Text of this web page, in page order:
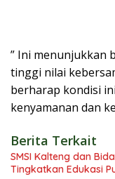
” Ini menunjukkan
tinggi nilai
berharap kondisi
kenyamanan dan
Berita Terkait
SMSI Kalteng dan
Tingkatkan Edukasi